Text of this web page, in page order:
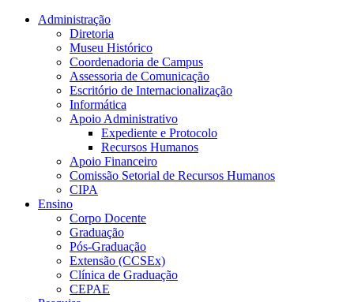
Conteúdo principal Menu principal
Administração
Diretoria
Museu Histórico
Coordenadoria de Campus
Assessoria de Comunicação
Escritório de Internacionalização
Informática
Apoio Administrativo
Expediente e Protocolo
Recursos Humanos
Apoio Financeiro
Comissão Setorial de Recursos Humanos
CIPA
Ensino
Corpo Docente
Graduação
Pós-Graduação
Extensão (CCSEx)
Clínica de Graduação
CEPAE